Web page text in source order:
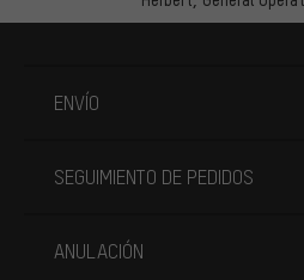
ENVÍO
SEGUIMIENTO DE PEDIDOS
ANULACIÓN